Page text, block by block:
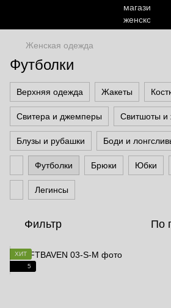
Женская одежда
Футболки
Верхняя одежда Жакеты
Свитера и джемперы Свитшоты и
Блузы и рубашки Боди и
Футболки Брюки Юбки
Легинсы
Фильтр По
ХИТ
5